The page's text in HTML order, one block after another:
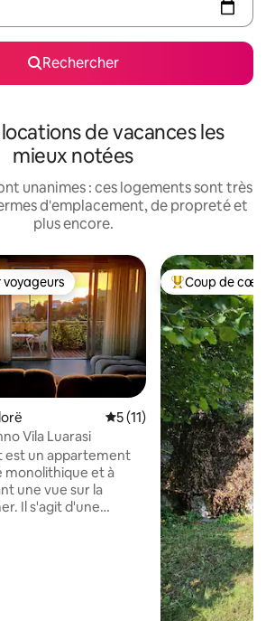
Rechercher
de vacances les
mieux notées
unanimes : ces logements sont très
d'emplacement, de propreté et
plus encore.
les plus appréciés
Évaluation moyenne sur la
5 (11)
Vila Luarasi
est un appartement
monolithique et à
une vue sur la
Il s'agit d'une
Coups de cœur
Coup de cœur